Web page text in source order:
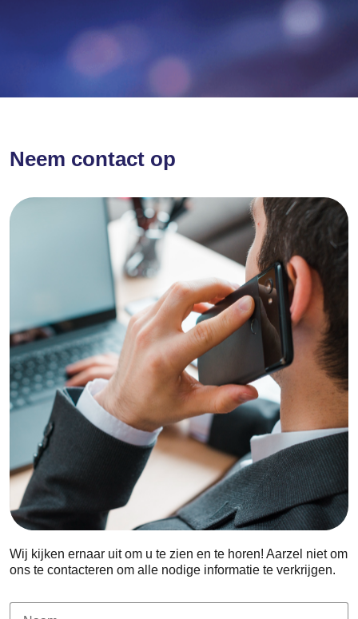
Neem contact op
Wij kijken ernaar uit om u te zien en te horen! Aarzel niet om
ons te contacteren om alle nodige informatie te verkrijgen.